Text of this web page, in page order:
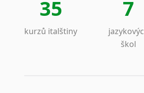
35
kurzů italštiny
7
škol